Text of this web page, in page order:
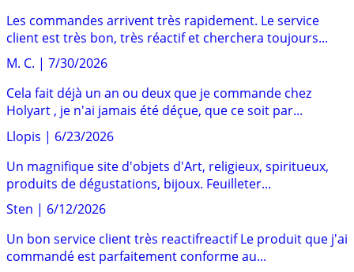
Les commandes arrivent très rapidement. Le service
client est très bon, très réactif et cherchera toujours...
M. C. | 7/30/2026
Cela fait déjà un an ou deux que je commande chez
Holyart , je n'ai jamais été déçue, que ce soit par...
Llopis | 6/23/2026
Un magnifique site d'objets d'Art, religieux, spiritueux,
produits de dégustations, bijoux. Feuilleter...
Sten | 6/12/2026
Un bon service client très reactifreactif Le produit que j'ai
commandé est parfaitement conforme au...